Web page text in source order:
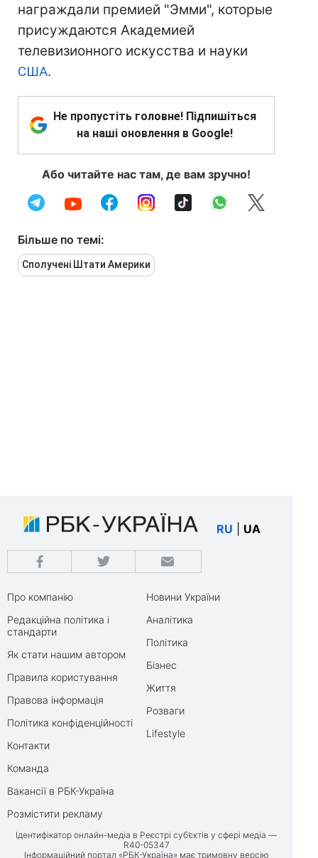
награждали премией "Эмми", которые
присуждаются Академией
телевизионного искусства и науки
США.
Не пропустіть головне! Підпишіться
на наші оновлення в Google!
Або читайте нас там, де вам зручно!
Більше по темі:
Сполучені Штати Америки
RU UA
Про компанію
Редакційна політика і
стандарти
Як стати нашим автором
Правила користування
Правова інформація
Політика конфіденційності
Контакти
Команда
Вакансії в РБК-Україна
Розмістити рекламу
Новини України
Аналітика
Політика
Бізнес
Життя
Розваги
Lifestyle
Ідентифікатор онлайн-медіа в Реєстрі суб’єктів у сфері медіа —
R40-05347
Інформаційний портал «РБК-Україна» має тримовну версію